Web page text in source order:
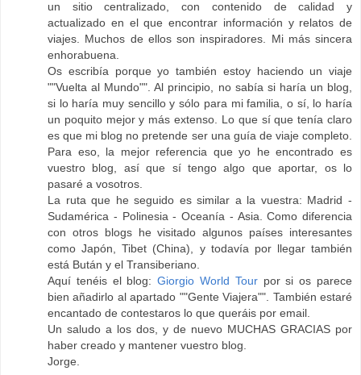
un sitio centralizado, con contenido de calidad y
actualizado en el que encontrar información y relatos de
viajes. Muchos de ellos son inspiradores. Mi más sincera
enhorabuena.
Os escribía porque yo también estoy haciendo un viaje
""Vuelta al Mundo"". Al principio, no sabía si haría un blog,
si lo haría muy sencillo y sólo para mi familia, o sí, lo haría
un poquito mejor y más extenso. Lo que sí que tenía claro
es que mi blog no pretende ser una guía de viaje completo.
Para eso, la mejor referencia que yo he encontrado es
vuestro blog, así que sí tengo algo que aportar, os lo
pasaré a vosotros.
La ruta que he seguido es similar a la vuestra: Madrid -
Sudamérica - Polinesia - Oceanía - Asia. Como diferencia
con otros blogs he visitado algunos países interesantes
como Japón, Tibet (China), y todavía por llegar también
está Bután y el Transiberiano.
Aquí tenéis el blog:Giorgio World Tourpor si os parece
bien añadirlo al apartado ""Gente Viajera"". También estaré
encantado de contestaros lo que queráis por email.
Un saludo a los dos, y de nuevo MUCHAS GRACIAS por
haber creado y mantener vuestro blog.
Jorge.